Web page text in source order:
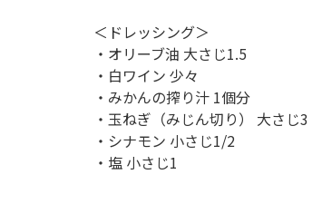
＜ドレッシング＞
・オリーブ油 大さじ1.5
・白ワイン 少々
・みかんの搾り汁 1個分
・玉ねぎ（みじん切り） 大さじ3
・シナモン 小さじ1/2
・塩 小さじ1